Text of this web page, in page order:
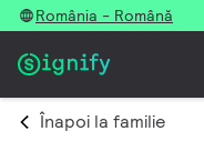
România - Română
Înapoi la familie